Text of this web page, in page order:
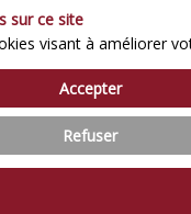
sur ce site
visant à améliorer
Accepter
Refuser